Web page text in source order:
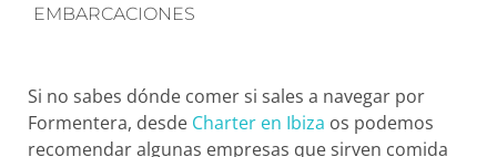
EMBARCACIONES
Si no sabes dónde comer si sales a navegar por
Formentera, desde Charter en Ibiza os podemos
recomendar algunas empresas que sirven comida